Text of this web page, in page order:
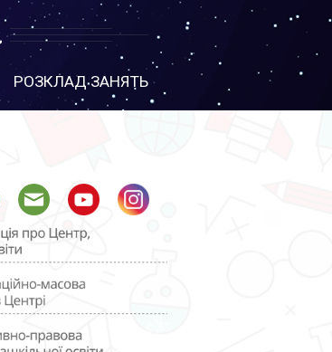
РОЗКЛАД ЗАНЯТЬ